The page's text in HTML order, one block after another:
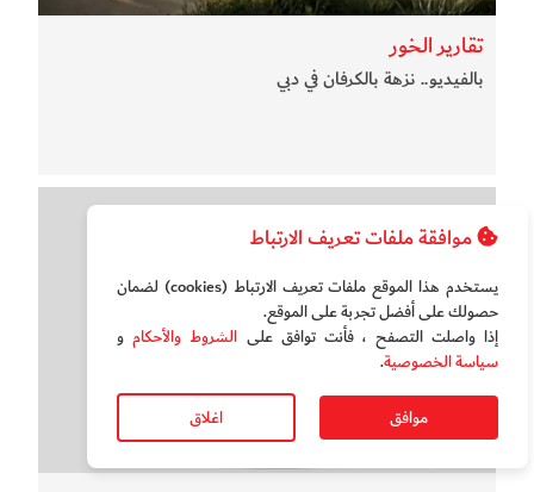
تقارير الخور
بالفيديو.. نزهة بالكرفان في دبي
موافقة ملفات تعريف الارتباط
يستخدم هذا الموقع ملفات تعريف الارتباط (cookies) لضمان
حصولك على أفضل تجربة على الموقع‏.
إذا واصلت التصفح ، فأنت توافق على الشروط والأحكامو
سياسة الخصوصية.
موافق اغلاق